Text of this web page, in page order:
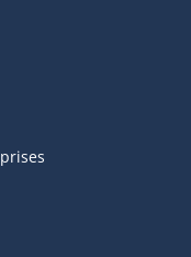
externe
s'ouvrira dans une
externe s'ouvrira